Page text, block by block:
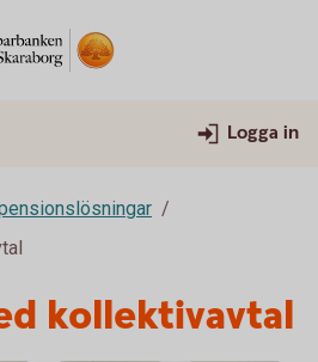
Logga in
kollektivavtal